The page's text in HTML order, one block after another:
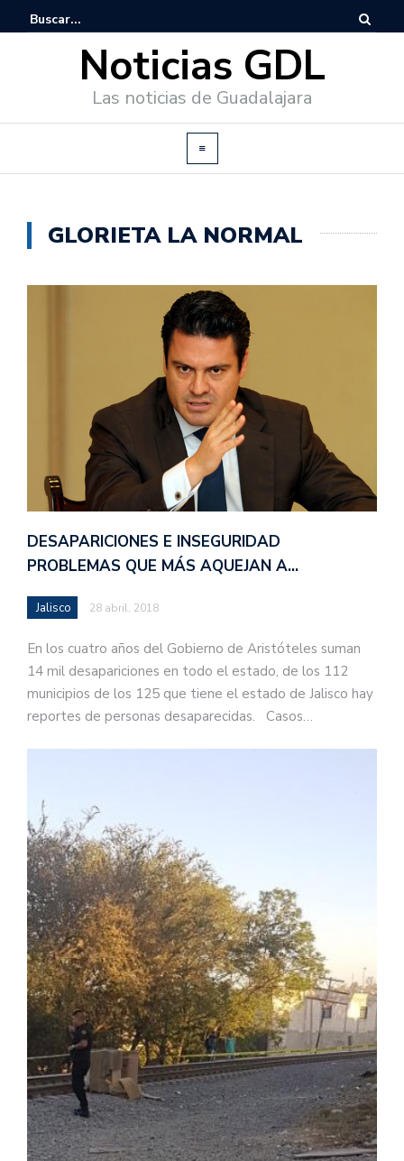
Noticias GDL
Las noticias de Guadalajara
GLORIETA LA NORMAL
DESAPARICIONES E INSEGURIDAD
PROBLEMAS QUE MÁS AQUEJAN A…
Jalisco 28 abril, 2018
En los cuatro años del Gobierno de Aristóteles suman
14 mil desapariciones en todo el estado, de los 112
municipios de los 125 que tiene el estado de Jalisco hay
reportes de personas desaparecidas. Casos…